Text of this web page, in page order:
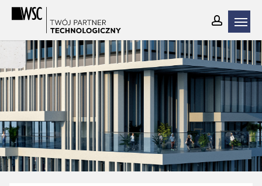
Skip
main
content